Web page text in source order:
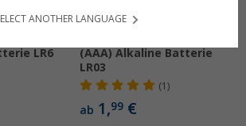
LR6
(AAA) Alkaline Batterie
LR03
(1)
ab 1,99 €
ANOTHER LANGUAGE